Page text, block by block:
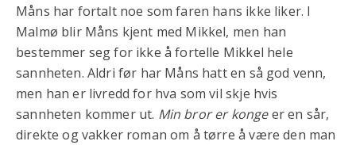
Måns har fortalt noe som faren hans ikke liker. I
Malmø blir Måns kjent med Mikkel, men han
bestemmer seg for ikke å fortelle Mikkel hele
sannheten. Aldri før har Måns hatt en så god venn,
men han er livredd for hva som vil skje hvis
sannheten kommer ut. Min bror er kongeer en sår,
direkte og vakker roman om å tørre å være den man